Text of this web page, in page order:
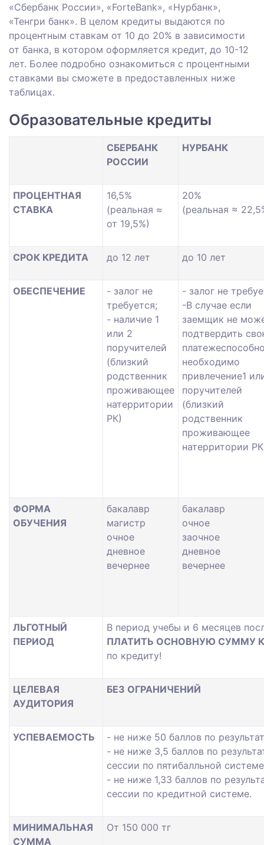
«Сбербанк России», «ForteBank», «Нурбанк»,
«Тенгри банк». В целом кредиты выдаются по
процентным ставкам от 10 до 20% в зависимости
от банка, в котором оформляется кредит, до 10-12
лет. Более подробно ознакомиться с процентными
ставками вы сможете в предоставленных ниже
таблицах.
Образовательные кредиты
СБЕРБАНК
РОССИИ
НУРБАНК
ПРОЦЕНТНАЯ
СТАВКА
16,5%
(реальная ≈
от 19,5%)
20%
(реальная ≈
СРОК КРЕДИТА до 12 лет до 10 лет
ОБЕСПЕЧЕНИЕ
- залог не
требуется;
- наличие 1
или 2
поручителей
(близкий
родственник
проживающее
натерритории
РК)
- залог не
-В случае если
заемщик не
подтвердить
необходимо
привлечение1
поручителей
(близкий
родственник
проживающее
натерритории
ФОРМА
ОБУЧЕНИЯ
бакалавр
магистр
очное
дневное
вечернее
бакалавр
очное
заочное
дневное
вечернее
ЛЬГОТНЫЙ
ПЕРИОД
В период учебы и 6 месяцев
ПЛАТИТЬ ОСНОВНУЮ СУММУ
по кредиту!
ЦЕЛЕВАЯ
АУДИТОРИЯ
БЕЗ ОГРАНИЧЕНИЙ
УСПЕВАЕМОСТЬ
- не ниже 50 баллов по
- не ниже 3,5 баллов по
сессии по пятибалльной
- не ниже 1,33 баллов по
сессии по кредитной системе.
МИНИМАЛЬНАЯ
СУММА
От 150 000 тг